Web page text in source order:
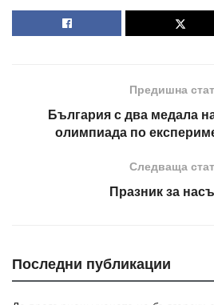
Предишна
България с два медала
олимпиада по
Следваща
Празник за
Последни публикации